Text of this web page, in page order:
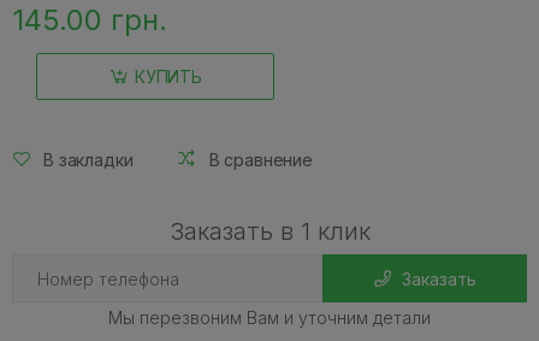
145.00 грн.
КУПИТЬ
В закладки В сравнение
Заказать в 1 клик
Заказать
Мы перезвоним Вам и уточним детали